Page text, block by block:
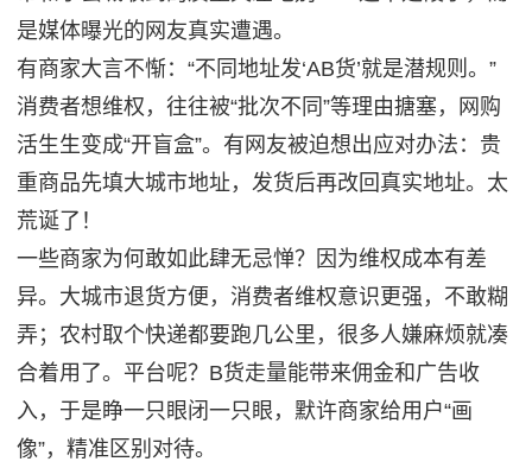
是媒体曝光的网友真实遭遇。
有商家大言不惭：“不同地址发‘AB货’就是潜规则。”
消费者想维权，往往被“批次不同”等理由搪塞，网购
活生生变成“开盲盒”。有网友被迫想出应对办法：贵
重商品先填大城市地址，发货后再改回真实地址。太
荒诞了！
一些商家为何敢如此肆无忌惮？因为维权成本有差
异。大城市退货方便，消费者维权意识更强，不敢糊
弄；农村取个快递都要跑几公里，很多人嫌麻烦就凑
合着用了。平台呢？B货走量能带来佣金和广告收
入，于是睁一只眼闭一只眼，默许商家给用户“画
像”，精准区别对待。